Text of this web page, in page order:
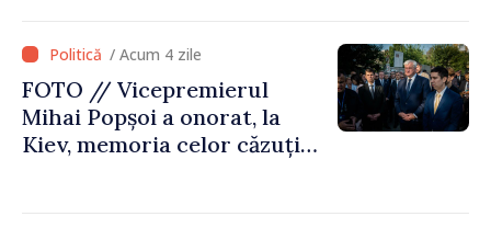
/ Acum 4 zile
FOTO // Vicepremierul
Mihai Popșoi a onorat, la
Kiev, memoria celor căzuți